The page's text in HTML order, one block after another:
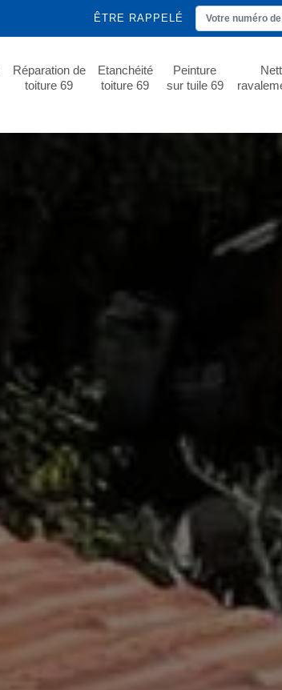
ÊTRE RAPPELÉ
Réparation de
toiture 69
Etanchéité
toiture 69
Peinture
sur tuile 69